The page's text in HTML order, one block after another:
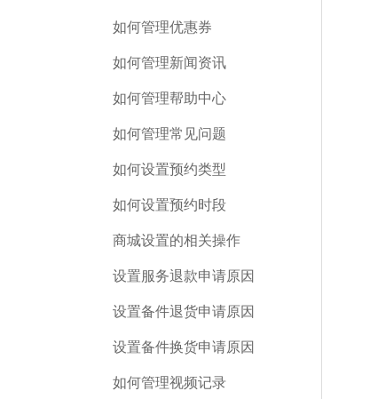
如何管理优惠券
如何管理新闻资讯
如何管理帮助中心
如何管理常见问题
如何设置预约类型
如何设置预约时段
商城设置的相关操作
设置服务退款申请原因
设置备件退货申请原因
设置备件换货申请原因
如何管理视频记录